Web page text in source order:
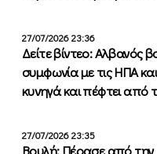
27/07/2026 23:36
Δείτε βίντεο: Αλβανός
συμφωνία με τις ΗΠΑ
κυνηγά και πέφτει από
27/07/2026 23:35
Βουλή: Πέρασε από την